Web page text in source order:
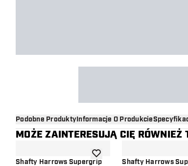
Podobne ProduktyInformacje O Produkcie
MOŻE ZAINTERESUJĄ CIĘ RÓWNIEŻ
Shafty Harrows Supergripdodaj do listy życzeń
Shafty Harrows